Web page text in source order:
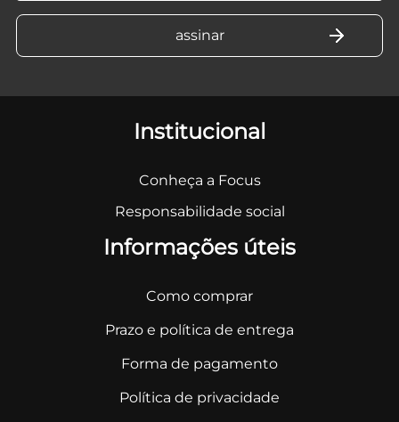
Institucional
Conheça a Focus
Responsabilidade social
Informações úteis
Como comprar
Prazo e política de entrega
Forma de pagamento
Política de privacidade